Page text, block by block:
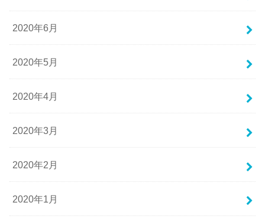
2020年6月
2020年5月
2020年4月
2020年3月
2020年2月
2020年1月